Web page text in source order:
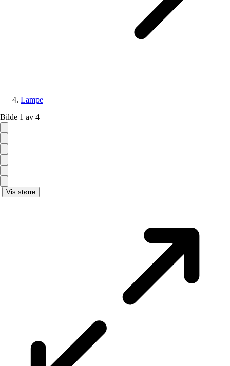
Lampe
Bilde 1 av 4
Vis større